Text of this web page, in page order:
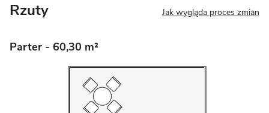
Rzuty Jak wygląda proces zmian
Parter - 60,30 m²